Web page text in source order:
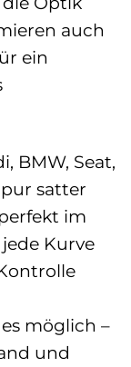
auch
ein
BMW, Seat,
satter
im
Kurve
möglich –
und